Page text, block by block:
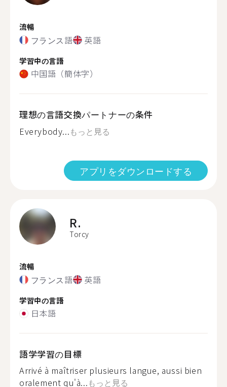
流暢
フランス語 英語
学習中の言語
中国語（簡体字）
理想の言語交換パートナーの条件
Everybody...もっと見る
アプリをダウンロードする
R.
Torcy
流暢
フランス語 英語
学習中の言語
日本語
語学学習の目標
Arrivé à maîtriser plusieurs langue, aussi bien
oralement qu'à...もっと見る